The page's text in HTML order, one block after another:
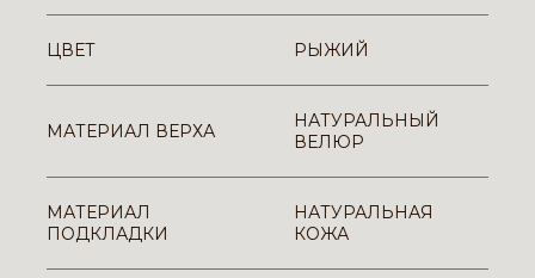
ЦВЕТ РЫЖИЙ
МАТЕРИАЛ ВЕРХА
НАТУРАЛЬНЫЙ
ВЕЛЮР
МАТЕРИАЛ
ПОДКЛАДКИ
НАТУРАЛЬНАЯ
КОЖА